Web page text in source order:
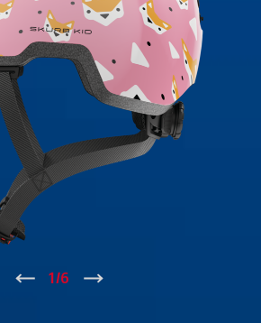
1/6